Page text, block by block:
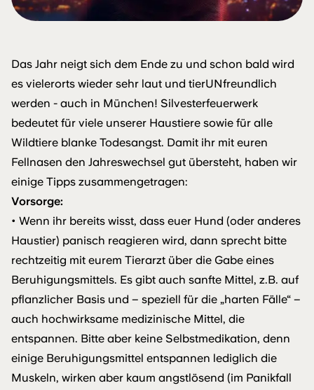
Das Jahr neigt sich dem Ende zu und schon bald wird
es vielerorts wieder sehr laut und tierUNfreundlich
werden - auch in München! Silvesterfeuerwerk
bedeutet für viele unserer Haustiere sowie für alle
Wildtiere blanke Todesangst. Damit ihr mit euren
Fellnasen den Jahreswechsel gut übersteht, haben wir
einige Tipps zusammengetragen:
Vorsorge:
• Wenn ihr bereits wisst, dass euer Hund (oder anderes
Haustier) panisch reagieren wird, dann sprecht bitte
rechtzeitig mit eurem Tierarzt über die Gabe eines
Beruhigungsmittels. Es gibt auch sanfte Mittel, z.B. auf
pflanzlicher Basis und – speziell für die „harten Fälle“ –
auch hochwirksame medizinische Mittel, die
entspannen. Bitte aber keine Selbstmedikation, denn
einige Beruhigungsmittel entspannen lediglich die
Muskeln, wirken aber kaum angstlösend (im Panikfall